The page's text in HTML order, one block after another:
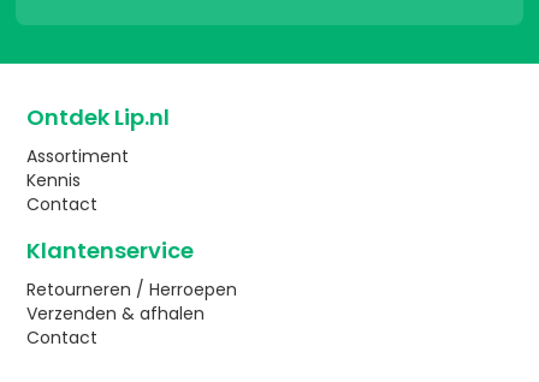
Ontdek Lip.nl
Assortiment
Kennis
Contact
Klantenservice
Retourneren / Herroepen
Verzenden & afhalen
Contact